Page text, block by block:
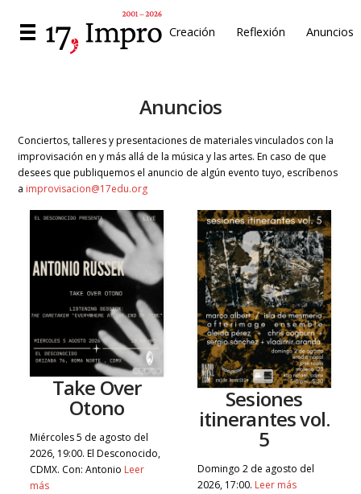
Creación Reflexión Anuncios
Anuncios
Conciertos, talleres y presentaciones de materiales vinculados con la
improvisación en y más allá de la música y las artes. En caso de que
desees que publiquemos el anuncio de algún evento tuyo, escríbenos
a improvisacion@17edu.org
Take Over
Otono
Miércoles 5 de agosto del
2026, 19:00. El Desconocido,
CDMX. Con: Antonio Leer
más
Sesiones
itinerantes vol.
5
Domingo 2 de agosto del
2026, 17:00. Leer más